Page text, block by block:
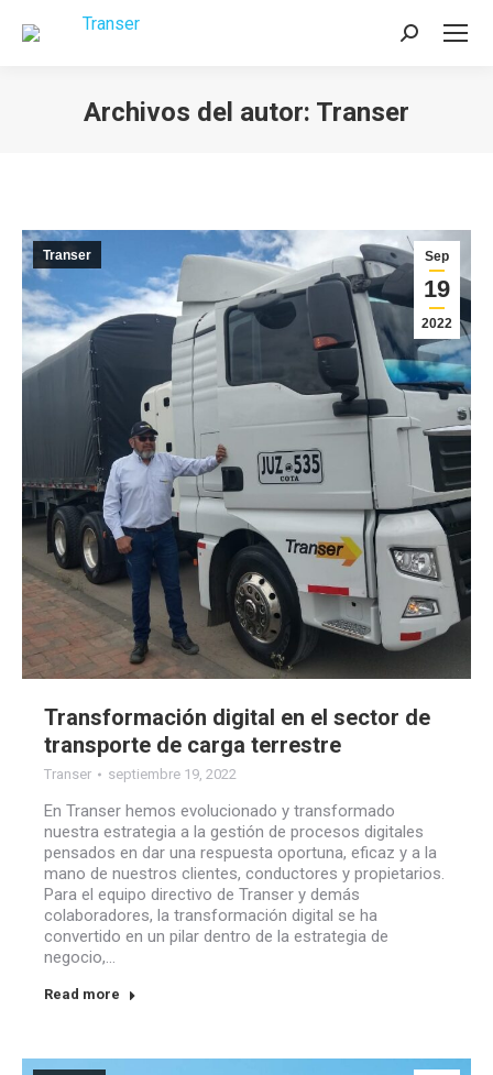
Buscar:
Archivos del autor: Transer
Sep
19
2022
Transer
Transformación digital en el sector de
transporte de carga terrestre
Transer septiembre 19, 2022
En Transer hemos evolucionado y transformado
nuestra estrategia a la gestión de procesos digitales
pensados en dar una respuesta oportuna, eficaz y a la
mano de nuestros clientes, conductores y propietarios.
Para el equipo directivo de Transer y demás
colaboradores, la transformación digital se ha
convertido en un pilar dentro de la estrategia de
negocio,…
Read more